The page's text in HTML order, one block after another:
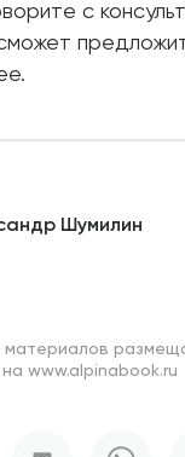
с
Шумилин
материалов
www.alpinabook.ru